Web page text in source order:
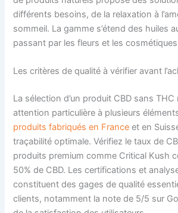
différents besoins, de la relaxation à
sommeil. La gamme s’étend des huiles
passant par les fleurs et les
Les critères de qualité à vérifier avant
La sélection d’un produit CBD sans
attention particulière à plusieurs
produits fabriqués en France et en
traçabilité optimale. Vérifiez le taux de
produits premium comme Critical Kush
50% de CBD. Les certifications et
constituent des gages de qualité
clients, notamment la note de 5/5 sur